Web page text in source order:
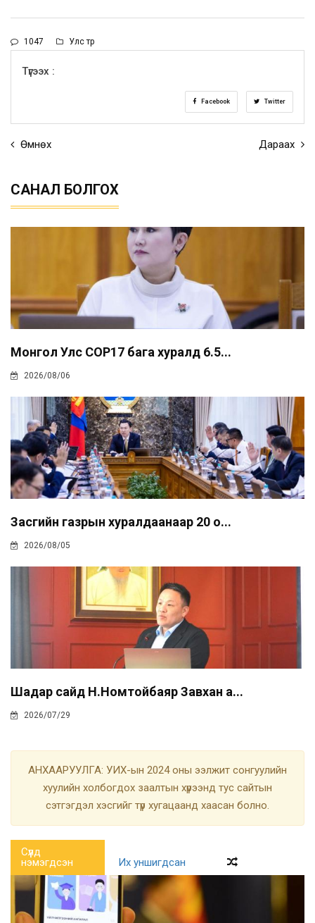
1047 Улс төр
Түгээх :
Facebook Twitter
Өмнөх Дараах
САНАЛ БОЛГОХ
Монгол Улс COP17 бага хуралд 6.5...
2026/08/06
Засгийн газрын хуралдаанаар 20 о...
2026/08/05
Шадар сайд Н.Номтойбаяр Завхан а...
2026/07/29
АНХААРУУЛГА: УИХ-ын 2024 оны ээлжит сонгуулийн
хуулийн холбогдох заалтын хүрээнд тус сайтын
сэтгэгдэл хэсгийг түр хугацаанд хаасан болно.
Сүүлд
нэмэгдсэн
Их уншигдсан